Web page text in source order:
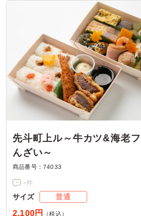
上げております。しっかりとした味
良く、最後まで飽きずにお召し上がり
ぜひ皆様ご一緒に、先斗町京おばん
先斗町上ル～牛カツ&海老
んざい～
商品番号： 74033
-件
サイズ 普通
2,100円 （税込）